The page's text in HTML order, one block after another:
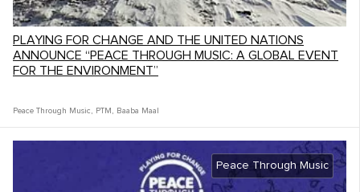
PLAYING FOR CHANGE AND THE UNITED NATIONS
ANNOUNCE “PEACE THROUGH MUSIC: A GLOBAL EVENT
FOR THE ENVIRONMENT”
Peace Through Music , PTM , Baaba Maal
Peace Through Music